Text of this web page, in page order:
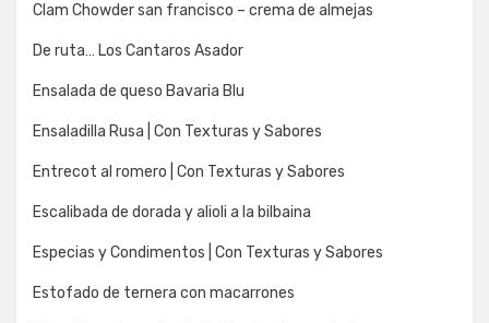
Clam Chowder san francisco – crema de almejas
De ruta… Los Cantaros Asador
Ensalada de queso Bavaria Blu
Ensaladilla Rusa | Con Texturas y Sabores
Entrecot al romero | Con Texturas y Sabores
Escalibada de dorada y alioli a la bilbaina
Especias y Condimentos | Con Texturas y Sabores
Estofado de ternera con macarrones